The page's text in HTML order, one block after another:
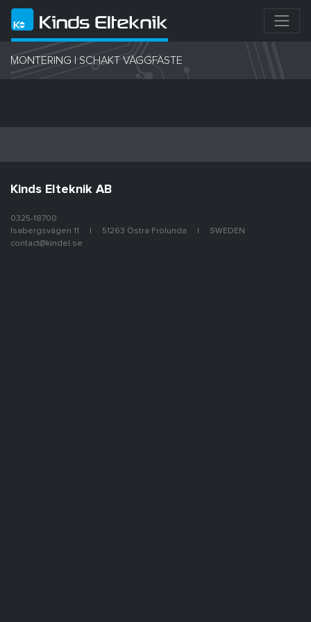
MONTERING I SCHAKT VÄGGFÄSTE
Kinds Elteknik AB
0325-18700
Isabergsvägen 11
51263 Östra Frölunda
SWEDEN
contact@kindel.se